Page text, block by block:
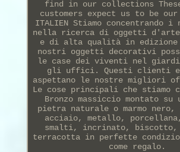
find in our collections These
customers expect us to be
ITALIEN Stiamo
nella ricerca di oggetti d'arte
e di alta qualità in
nostri oggetti decorativi
le case dei viventi nel
gli uffici. Questi clienti
aspettano le nostre migliori
Le cose principali che stiamo
Bronzo massiccio montato su
pietra naturale o marmo nero,
acciaio, metallo,
smalti, incrinato, biscotto,
terracotta in perfette
come regalo.